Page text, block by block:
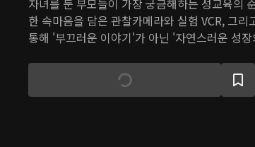
한 속마음을 담은 관찰카메라와 실험 VCR, 그
통해 '부끄러운 이야기'가 아닌 '자연스러운 성